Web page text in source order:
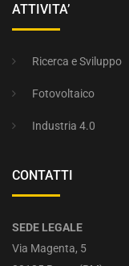
ATTIVITA’
Ricerca e Sviluppo
Fotovoltaico
Industria 4.0
CONTATTI
SEDE LEGALE
Via Magenta, 5